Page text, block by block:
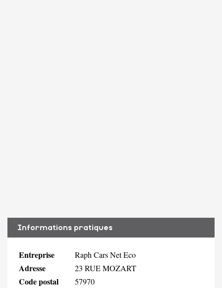
Informations pratiques
Entreprise Raph Cars Net Eco
Adresse 23 RUE MOZART
Code postal 57970